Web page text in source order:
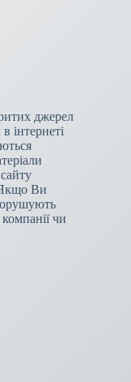
джерел
інтернеті
Якщо Ви
чи